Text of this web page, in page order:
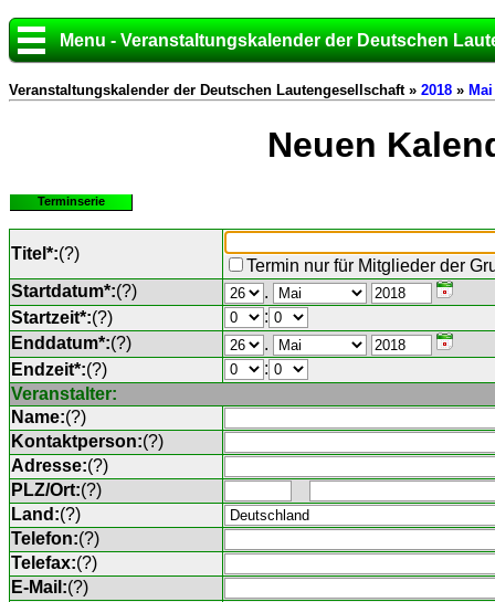
Menu - Veranstaltungskalender der Deutschen
Veranstaltungskalender der Deutschen Lautengesellschaft » 2018 » Mai
Neuen
Terminserie
Titel*:(?)
Termin nur für Mitglieder der
Startdatum*:(?)
.
Startzeit*:(?)
:
Enddatum*:(?)
.
Endzeit*:(?)
:
Veranstalter:
Name:(?)
Kontaktperson:(?)
Adresse:(?)
PLZ/Ort:(?)
Land:(?)
Telefon:(?)
Telefax:(?)
E-Mail:(?)